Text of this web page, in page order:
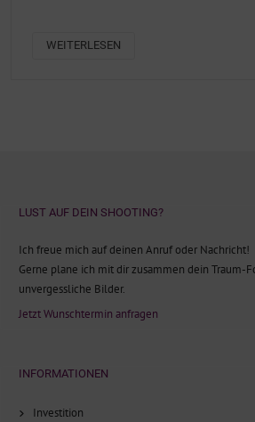
WEITERLESEN
LUST AUF DEIN SHOOTING?
Ich freue mich auf deinen Anruf oder Nachricht!
Gerne plane ich mit dir zusammen dein Traum-
unvergessliche Bilder.
Jetzt Wunschtermin anfragen
INFORMATIONEN
Investition